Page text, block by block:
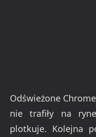
Odświeżone
nie trafiły na
plotkuje. Kolejna